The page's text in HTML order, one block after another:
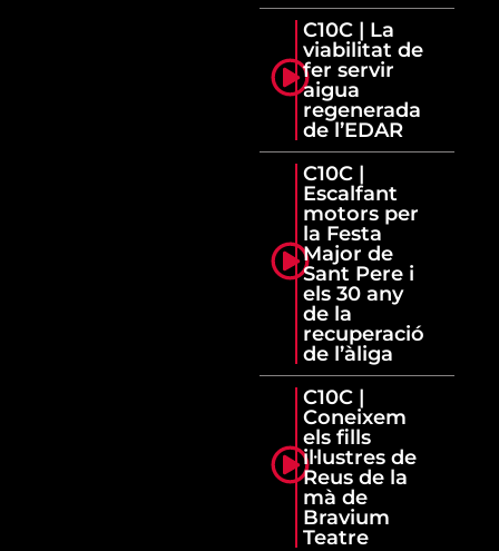
C10C | La
viabilitat de
fer servir
aigua
regenerada
de l’EDAR
C10C |
Escalfant
motors per
la Festa
Major de
Sant Pere i
els 30 any
de la
recuperació
de l’àliga
C10C |
Coneixem
els fills
il·lustres de
Reus de la
mà de
Bravium
Teatre